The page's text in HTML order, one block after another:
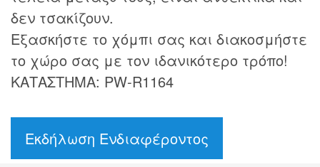
δεν τσακίζουν.
Εξασκήστε το χόμπι σας και διακοσμήστε
το χώρο σας με τον ιδανικότερο τρόπο!
ΚΑΤΑΣΤΗΜΑ: PW-R1164
Εκδήλωση Ενδιαφέροντος